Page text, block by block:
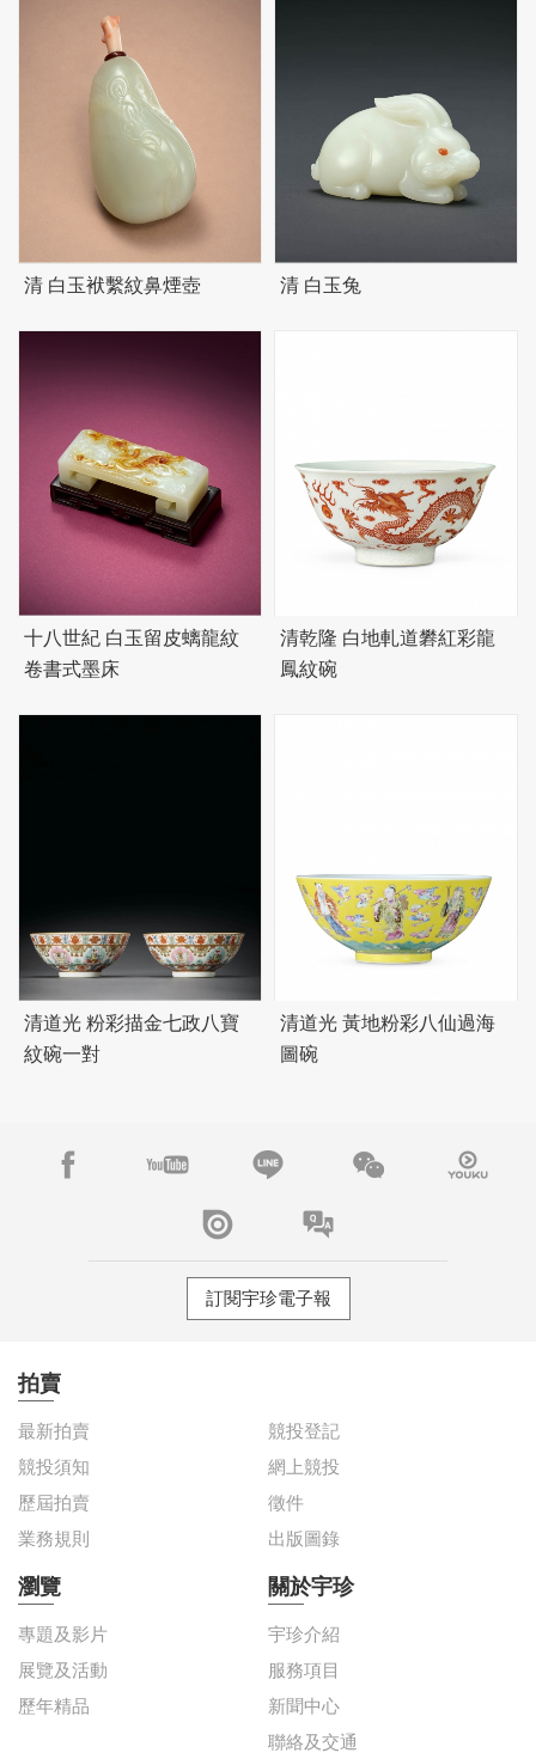
清 白玉袱繫紋鼻煙壺 清 白玉兔
十八世紀 白玉留皮螭龍紋
卷書式墨床
清乾隆 白地軋道礬紅彩龍
鳳紋碗
清道光 粉彩描金七政八寶
紋碗一對
清道光 黃地粉彩八仙過海
圖碗
訂閱宇珍電子報
拍賣
最新拍賣
競投登記
競投須知
網上競投
歷屆拍賣
徵件
業務規則
出版圖錄
瀏覽
專題及影片
展覽及活動
歷年精品
關於宇珍
宇珍介紹
服務項目
新聞中心
聯絡及交通